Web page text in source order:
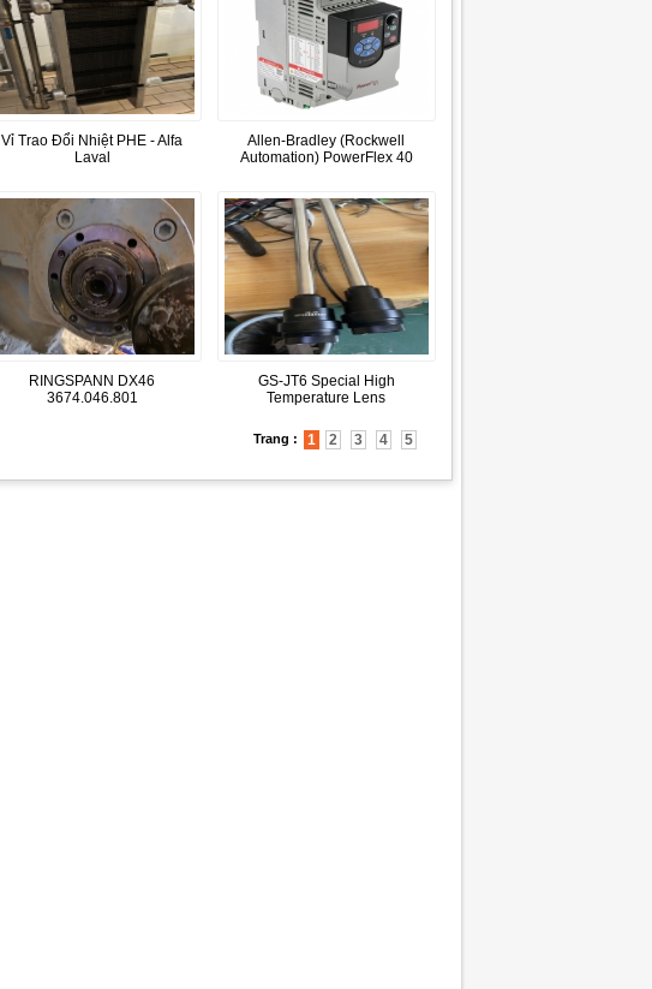
Vỉ Trao Đổi Nhiệt PHE - Alfa
Laval
Allen-Bradley (Rockwell
Automation) PowerFlex 40
RINGSPANN DX46
3674.046.801
GS-JT6 Special High
Temperature Lens
Trang : 1 2 3 4 5